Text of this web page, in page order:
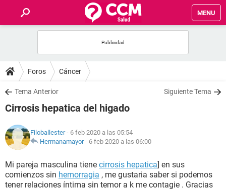
MENU
FOROS
SALUD
NUTRICIÓN
BIENESTAR
Foros Cáncer
Tema Anterior Siguiente Tema
Cirrosis hepatica del higado
Filoballester- 6 feb 2020 a las 05:54
Hermanamayor- 6 feb 2020 a las 06:00
Mi pareja masculina tiene cirrosis hepatica] en sus
comienzos sin hemorragia , me gustaria saber si podemos
tener relaciones íntima sin temor a k me contagie . Gracias